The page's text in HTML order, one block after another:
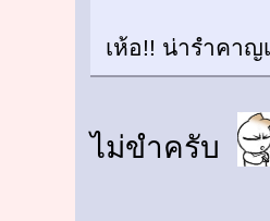
เห้อ!! น่ารำคาญ
ไม่ขำครับ